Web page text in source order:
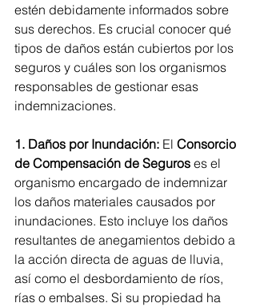
estén debidamente informados sobre
sus derechos. Es crucial conocer qué
tipos de daños están cubiertos por los
seguros y cuáles son los organismos
responsables de gestionar esas
indemnizaciones.
1. Daños por Inundación: El Consorcio
de Compensación de Seguros es el
organismo encargado de indemnizar
los daños materiales causados por
inundaciones. Esto incluye los daños
resultantes de anegamientos debido a
la acción directa de aguas de lluvia,
así como el desbordamiento de ríos,
rías o embalses. Si su propiedad ha